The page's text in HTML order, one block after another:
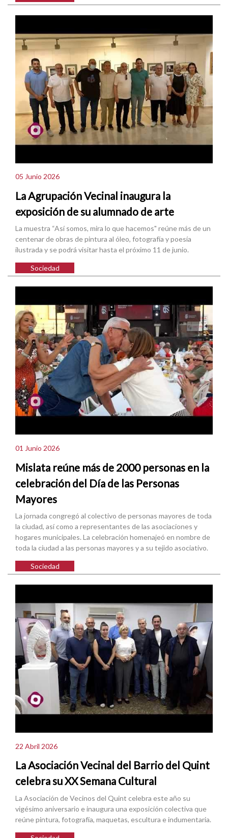
05 Junio 2026
La Agrupación Vecinal inaugura la
exposición de su alumnado de arte
La muestra “Así somos, mira lo que hacemos" reúne más de un
centenar de obras de pintura al óleo, fotografía y poesía
ilustrada y se podrá visitar hasta el próximo 11 de junio.
Sociedad
01 Junio 2026
Mislata reúne más de 2000 personas en la
celebración del Día de las Personas
Mayores
La jornada congregó al colectivo de personas mayores de toda
la ciudad, así como a representantes de las asociaciones y
hogares municipales. La celebración homenajeó en nombre de
toda la ciudad a las personas mayores y a su tejido asociativo.
Sociedad
22 Abril 2026
La Asociación Vecinal del Barrio del Quint
celebra su XX Semana Cultural
La Asociación de Vecinos del Quint celebra este año su
vigésimo aniversario e inaugura una exposición colectiva que
reúne pintura, fotografía, maquetas, escultura e indumentaria.